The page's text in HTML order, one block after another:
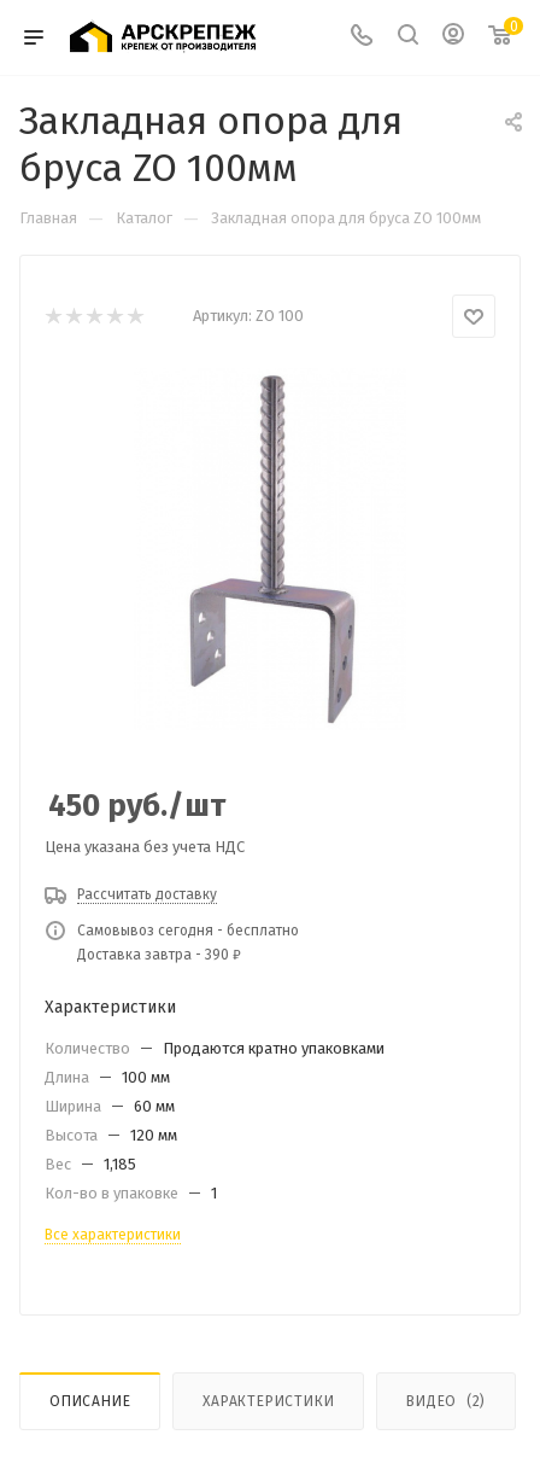
0
Закладная опора для
бруса ZO 100мм
Главная — Каталог — Закладная опора для бруса ZO 100мм
Артикул: ZO 100
450 руб./шт
Цена указана без учета НДС
Рассчитать доставку
Самовывоз сегодня - бесплатно
Доставка завтра - 390 ₽
Характеристики
Количество —
Продаются кратно упаковками
Длина — 100 мм
Ширина — 60 мм
Высота — 120 мм
Вес — 1,185
Кол-во в упаковке
— 1
Все характеристики
ОПИСАНИЕ ХАРАКТЕРИСТИКИ ВИДЕО (2)